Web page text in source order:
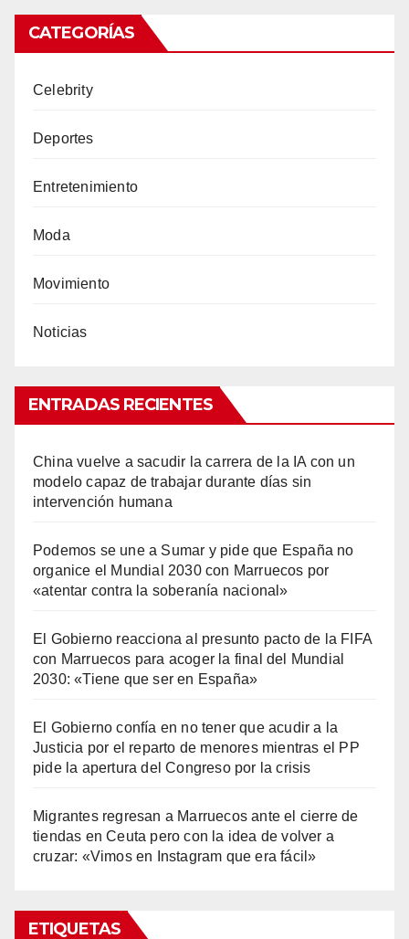
CATEGORÍAS
Celebrity
Deportes
Entretenimiento
Moda
Movimiento
Noticias
ENTRADAS RECIENTES
China vuelve a sacudir la carrera de la IA con un
modelo capaz de trabajar durante días sin
intervención humana
Podemos se une a Sumar y pide que España no
organice el Mundial 2030 con Marruecos por
«atentar contra la soberanía nacional»
El Gobierno reacciona al presunto pacto de la FIFA
con Marruecos para acoger la final del Mundial
2030: «Tiene que ser en España»
El Gobierno confía en no tener que acudir a la
Justicia por el reparto de menores mientras el PP
pide la apertura del Congreso por la crisis
Migrantes regresan a Marruecos ante el cierre de
tiendas en Ceuta pero con la idea de volver a
cruzar: «Vimos en Instagram que era fácil»
ETIQUETAS